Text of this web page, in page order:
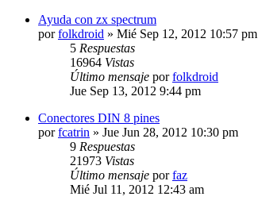
Ayuda con zx spectrum
porfolkdroid » Mié Sep 12, 2012 10:57 pm
5 Respuestas
16964 Vistas
Último mensaje porfolkdroid
Jue Sep 13, 2012 9:44 pm
Conectores DIN 8 pines
porfcatrin » Jue Jun 28, 2012 10:30 pm
9 Respuestas
21973 Vistas
Último mensaje porfaz
Mié Jul 11, 2012 12:43 am